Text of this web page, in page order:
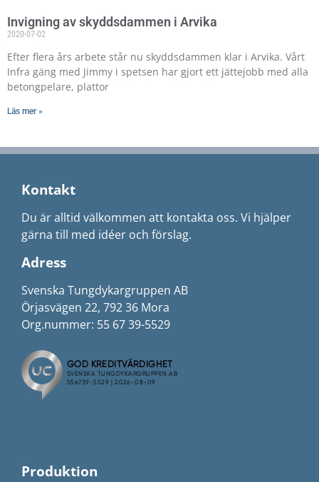
Invigning av skyddsdammen i Arvika
2020-07-02
Efter flera års arbete står nu skyddsdammen klar i Arvika. Vårt
Infra gäng med Jimmy i spetsen har gjort ett jättejobb med alla
betongpelare, plattor
Läs mer »
Kontakt
Du är alltid välkommen att kontakta oss. Vi hjälper
gärna till med idéer och förslag.
Adress
Svenska Tungdykargruppen AB
Örjasvägen 22, 792 36 Mora
Org.nummer: 55 67 39-5529
Produktion